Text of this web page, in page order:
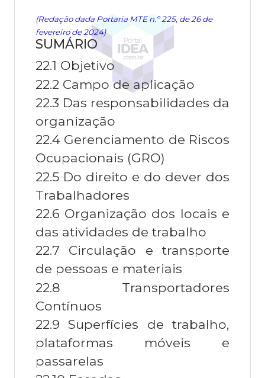
(Redação dada Portaria MTE n.º 225, de 26 de
fevereiro de 2024)
SUMÁRIO
22.1 Objetivo
22.2 Campo de aplicação
22.3 Das responsabilidades da
organização
22.4 Gerenciamento de Riscos
Ocupacionais (GRO)
22.5 Do direito e do dever dos
Trabalhadores
22.6 Organização dos locais e
das atividades de trabalho
22.7 Circulação e transporte
de pessoas e materiais
22.8 Transportadores
Contínuos
22.9 Superfícies de trabalho,
plataformas móveis e
passarelas